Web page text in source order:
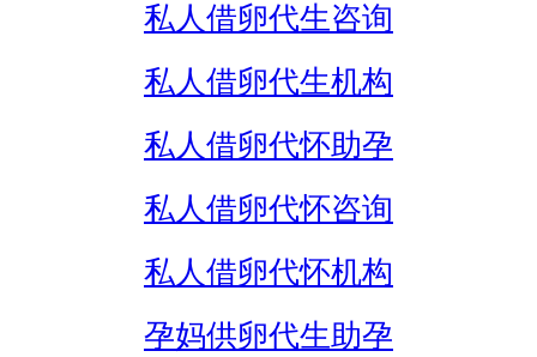
私人借卵代生咨询
私人借卵代生机构
私人借卵代怀助孕
私人借卵代怀咨询
私人借卵代怀机构
孕妈供卵代生助孕